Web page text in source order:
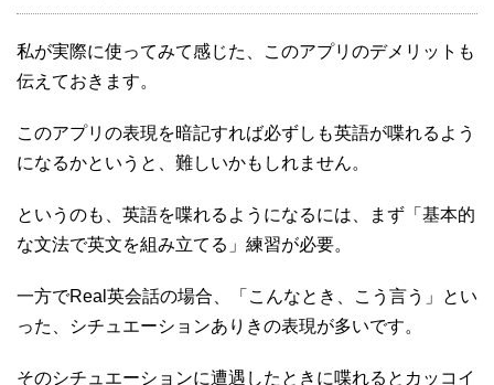
私が実際に使ってみて感じた、このアプリのデメリットも
伝えておきます。
このアプリの表現を暗記すれば必ずしも英語が喋れるよう
になるかというと、難しいかもしれません。
というのも、英語を喋れるようになるには、まず「基本的
な文法で英文を組み立てる」練習が必要。
一方でReal英会話の場合、「こんなとき、こう言う」とい
った、シチュエーションありきの表現が多いです。
そのシチュエーションに遭遇したときに喋れるとカッコイ